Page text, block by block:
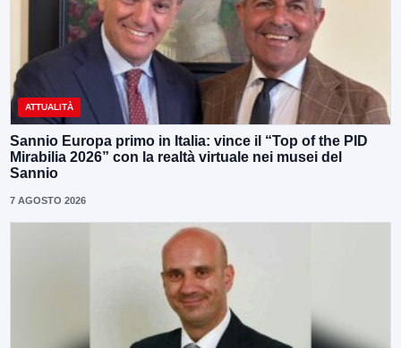
ATTUALITÀ
Sannio Europa primo in Italia: vince il “Top of the PID
Mirabilia 2026” con la realtà virtuale nei musei del
Sannio
7 AGOSTO 2026